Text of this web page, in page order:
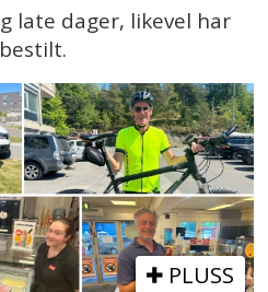
late dager, likevel har
PLUSS